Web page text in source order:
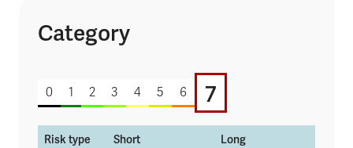
Category
7 of 7
0 1 2 3 4 5 6 7
Risk type Short Long